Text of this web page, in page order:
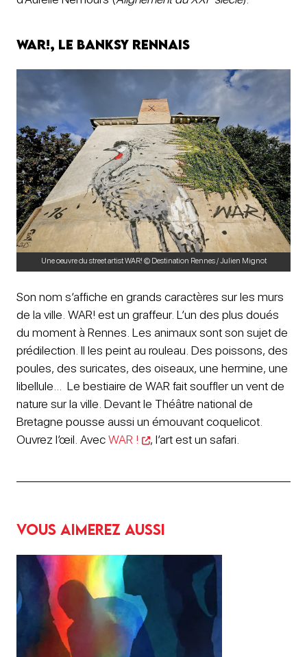
WAR!, le Banksy rennais
Une oeuvre du street artist WAR! © Destination Rennes / Julien Mignot
Son nom s’affiche en grands caractères sur les murs
de la ville. WAR! est un graffeur. L’un des plus doués
du moment à Rennes. Les animaux sont son sujet de
prédilection. Il les peint au rouleau. Des poissons, des
poules, des suricates, des oiseaux, une hermine, une
libellule… Le bestiaire de WAR fait souffler un vent de
nature sur la ville. Devant le Théâtre national de
Bretagne pousse aussi un émouvant coquelicot.
Ouvrez l’œil. AvecWAR ! , l’art est un safari.
Vous aimerez aussi